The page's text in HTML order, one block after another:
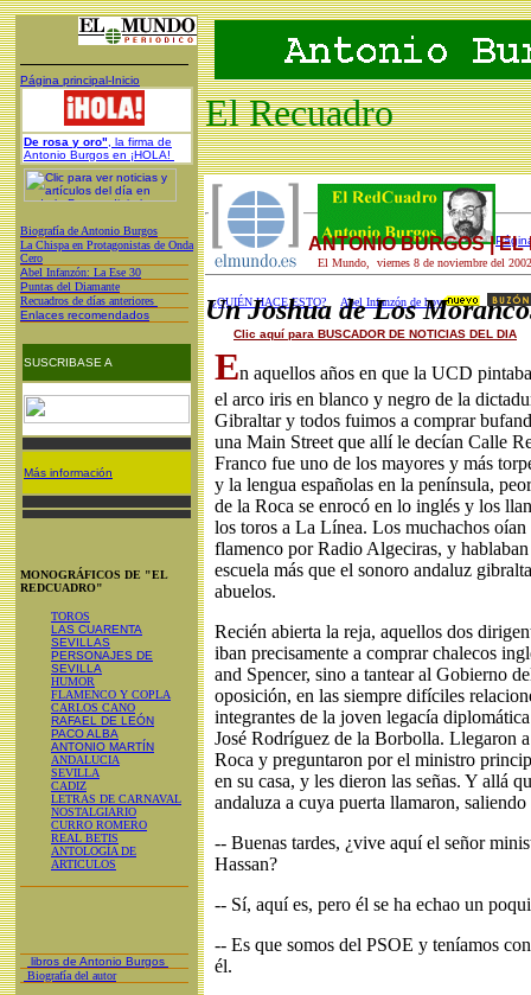
Página principal-Inicio
De rosa y oro" , la firma de
Antonio Burgos en ¡HOLA!
Biografía de Antonio Burgos
La Chispa en Protagonistas de Onda
Cero
Abel Infanzón: La Ese 30
Puntas del Diamante
Recuadros de días anteriores
Enlaces recomendados
SUSCRIBASE A
Más información
MONOGRÁFICOS DE "EL
REDCUADRO"
TOROS
LAS CUARENTA
SEVILLAS
PERSONAJES DE
SEVILLA
HUMOR
FLAMENCO Y COPLA
CARLOS CANO
RAFAEL DE LEÓN
PACO ALBA
ANTONIO MARTÍN
ANDALUCIA
SEVILLA
CADIZ
LETRAS DE CARNAVAL
NOSTALGIARIO
CURRO ROMERO
REAL BETIS
ANTOLOGÍA DE
ARTICULOS
libros de Antonio Burgos
Biografía del autor
El Recuadro
El Mundo, viernes 8 de noviembre del 2002
¿QUIÉN HACE ESTO? Abel Infanzón de hoy
Clic aquí para BUSCADOR DE NOTICIAS DEL DIA
ANTONIO BURGOS | EL
Un Joshua de Los
En aquellos años en que la UCD
el arco iris en blanco y negro de la
Gibraltar y todos fuimos a comprar
una Main Street que allí le decían Calle
Franco fue uno de los mayores y más
y la lengua españolas en la península,
de la Roca se enrocó en lo inglés y los
los toros a La Línea. Los muchachos
flamenco por Radio Algeciras, y
escuela más que el sonoro andaluz
abuelos.
Recién abierta la reja, aquellos dos
iban precisamente a comprar chalecos
and Spencer, sino a tantear al Gobierno
oposición, en las siempre difíciles
integrantes de la joven legacía
José Rodríguez de la Borbolla. Llegaron
Roca y preguntaron por el ministro
en su casa, y les dieron las señas. Y allá
andaluza a cuya puerta llamaron,
-- Buenas tardes, ¿vive aquí el señor
Hassan?
-- Sí, aquí es, pero él se ha echao un
-- Es que somos del PSOE y teníamos
él.